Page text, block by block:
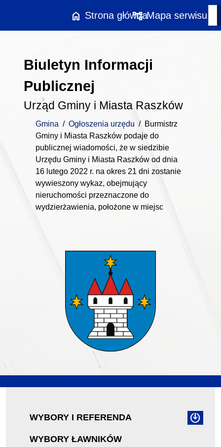
home Strona główna
account_treeMapa serwisu
Biuletyn Informacji
Publicznej
Urząd Gminy i Miasta Raszków
Gmina / Ogłoszenia urzędu / Burmistrz
Gminy i Miasta Raszków podaje do
publicznej wiadomości, że w siedzibie
Urzędu Gminy i Miasta Raszków od dnia
16 lutego 2022 r. na okres 21 dni zostanie
wywieszony wykaz, obejmujący
nieruchomości przeznaczone do
wydzierżawienia, położone w miejsc
WYBORY I REFERENDA
WYBORY ŁAWNIKÓW